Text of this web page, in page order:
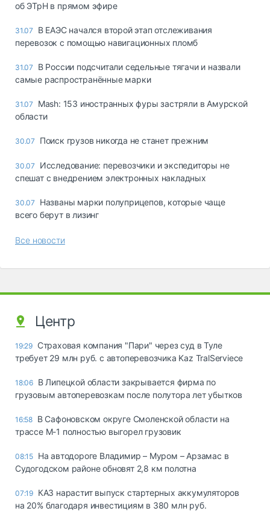
об ЭТрН в прямом эфире
31.07
В ЕАЭС начался второй этап отслеживания
перевозок с помощью навигационных пломб
31.07
В России подсчитали седельные тягачи и назвали
самые распространённые марки
31.07
Mash: 153 иностранных фуры застряли в Амурской
области
30.07 Поиск грузов никогда не станет прежним
30.07
Исследование: перевозчики и экспедиторы не
спешат с внедрением электронных накладных
30.07
Названы марки полуприцепов, которые чаще
всего берут в лизинг
Все новости
Центр
19:29 Страховая компания "Пари" через суд в Туле
требует 29 млн руб. с автоперевозчика Kaz TralServiece
18:06 В Липецкой области закрывается фирма по
грузовым автоперевозкам после полутора лет убытков
16:58 В Сафоновском округе Смоленской области на
трассе М-1 полностью выгорел грузовик
08:15 На автодороге Владимир – Муром – Арзамас в
Судогодском районе обновят 2,8 км полотна
07:19 КАЗ нарастит выпуск стартерных аккумуляторов
на 20% благодаря инвестициям в 380 млн руб.